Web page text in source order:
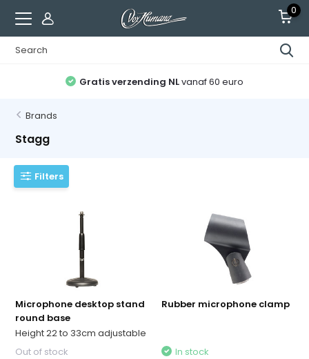
0
Gratis verzending NLvanaf 60 euro
Brands
Stagg
Filters
Microphone desktop stand
round base
Height 22 to 33cm adjustable
Out of stock
Rubber microphone clamp
In stock